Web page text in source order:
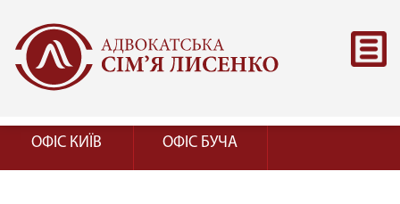
ОФІС КИЇВ ОФІС БУЧА